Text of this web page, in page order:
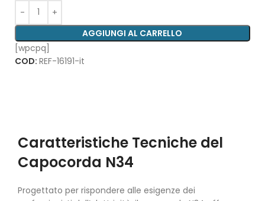
AGGIUNGI AL CARRELLO
[wpcpq]
COD: REF-16191-it
Caratteristiche Tecniche del
Capocorda N34
Progettato per rispondere alle esigenze dei